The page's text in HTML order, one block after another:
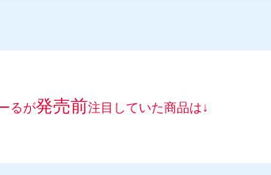
るが発売前注目していた商品は↓